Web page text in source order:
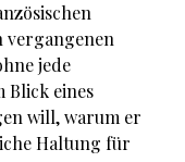
vergangenen
jede
Blick eines
will, warum er
Haltung für